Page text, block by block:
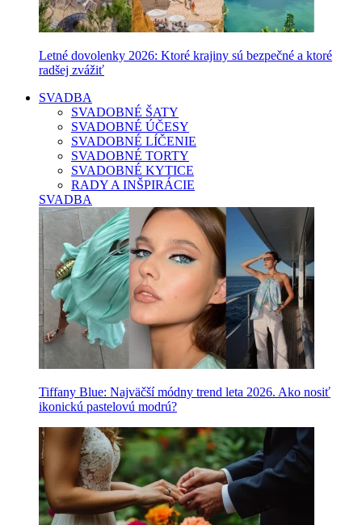
Letné dovolenky 2026: Ktoré krajiny sú bezpečné a ktoré
radšej zvážiť
SVADBA
SVADOBNÉ ŠATY
SVADOBNÉ ÚČESY
SVADOBNÉ LÍČENIE
SVADOBNÉ TORTY
SVADOBNÉ KYTICE
RADY A INŠPIRÁCIE
SVADBA
Tiffany Blue: Najväčší módny trend leta 2026. Ako nosiť
ikonickú pastelovú modrú?